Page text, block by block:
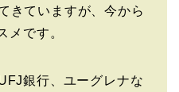
きていますが、今から
メです。
銀行、ユーグレナな